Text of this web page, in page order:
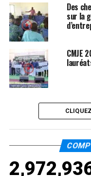
Des
sur la
CMJE